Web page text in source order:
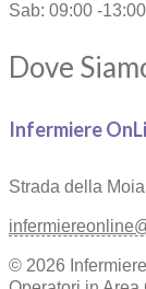
Sab: 09:00 -
Dove
Infermiere
Strada della
© 2026